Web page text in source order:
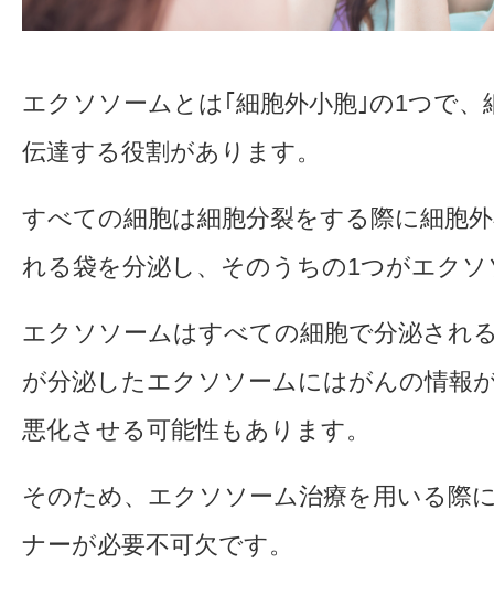
エクソソームとは｢細胞外小胞｣の1つで、
伝達する役割があります。
すべての細胞は細胞分裂をする際に細胞
れる袋を分泌し、そのうちの1つがエク
エクソソームはすべての細胞で分泌され
が分泌したエクソソームにはがんの情報
悪化させる可能性もあります。
そのため、エクソソーム治療を用いる際
ナーが必要不可欠です。